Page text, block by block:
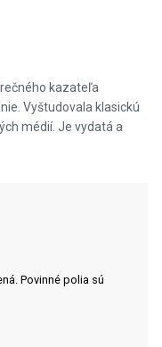
kazateľa
Vyštudovala klasickú
médií. Je vydatá a
Povinné polia sú